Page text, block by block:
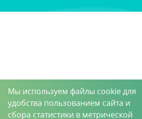
Мы используем файлы cookie для
удобства пользованием сайта и
сбора статистики в метрической